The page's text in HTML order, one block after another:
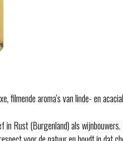
filmende aroma's van linde- en
Rust (Burgenland) als